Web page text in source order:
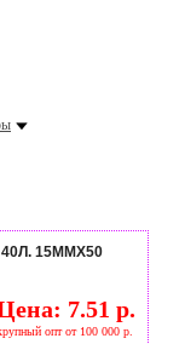
15ММХ50
7.51 р.
опт от 100 000 р.